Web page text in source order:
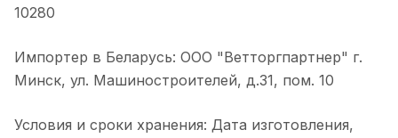
10280
Импортер в Беларусь: ООО "Ветторгпартнер" г.
Минск, ул. Машиностроителей, д.31, пом. 10
Условия и сроки хранения: Дата изготовления,